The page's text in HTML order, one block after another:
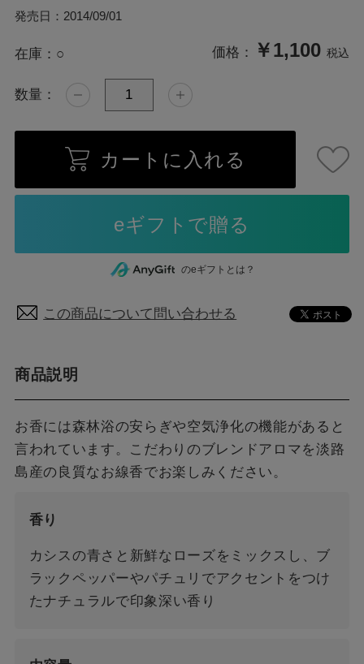
発売日： 2014/09/01
在庫： ○ 価格： ￥1,100 税込
数量：
カートに入れる
のeギフトとは？
この商品について問い合わせる
商品説明
お香には森林浴の安らぎや空気浄化の機能があると
言われています。こだわりのブレンドアロマを淡路
島産の良質なお線香でお楽しみください。
香り
カシスの青さと新鮮なローズをミックスし、ブ
ラックペッパーやパチュリでアクセントをつけ
たナチュラルで印象深い香り